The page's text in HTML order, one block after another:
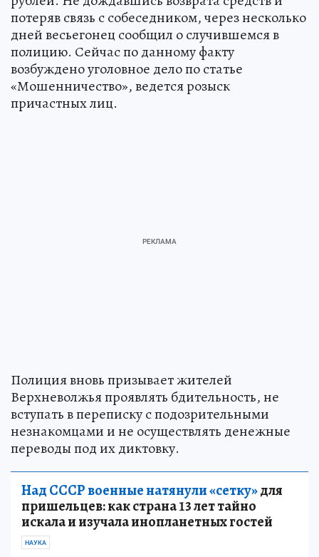
потеряв связь с собеседником, через несколько
дней весьегонец сообщил о случившемся в
полицию. Сейчас по данному факту
возбуждено уголовное дело по статье
«Мошенничество», ведется розыск
причастных лиц.
Полиция вновь призывает жителей
Верхневолжья проявлять бдительность, не
вступать в переписку с подозрительными
незнакомцами и не осуществлять денежные
переводы под их диктовку.
Над СССР военные натянули «сетку»для
пришельцев: как страна 13 лет тайно
искала и изучала инопланетных гостей
НАУКА